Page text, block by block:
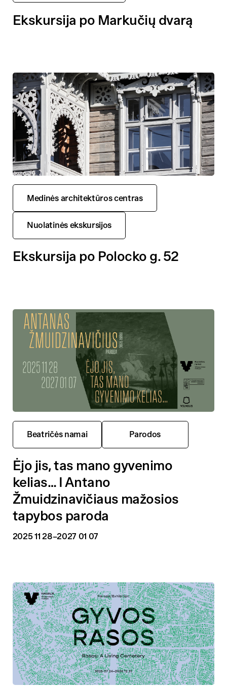
Ekskursija po Markučių dvarą
Medinės architektūros centras
Nuolatinės ekskursijos
Ekskursija po Polocko g. 52
Beatričės namai Parodos
Ėjo jis, tas mano gyvenimo
kelias… I Antano
Žmuidzinavičiaus mažosios
tapybos paroda
2025 11 28–2027 01 07